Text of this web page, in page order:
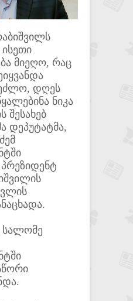
მიეღო, რაც
დღეს
ნიკა
შესახებ
დეპუტატმა,